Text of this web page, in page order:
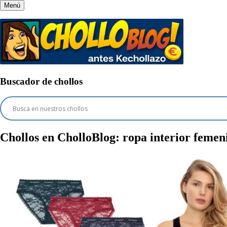
Menú
Buscador de chollos
Chollos en CholloBlog: ropa interior